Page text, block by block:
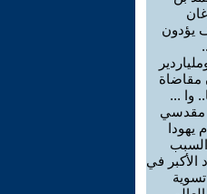
يؤدون
مقاضاة
وا ...
مقدسي
يهودا
الأكبر في